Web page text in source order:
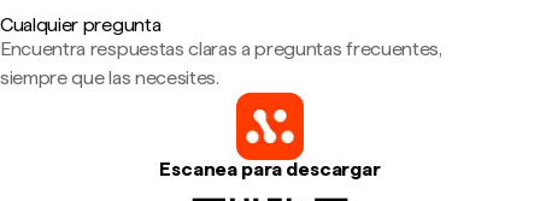
Cualquier pregunta
Encuentra respuestas claras a preguntas frecuentes,
siempre que las necesites.
Escanea para descargar